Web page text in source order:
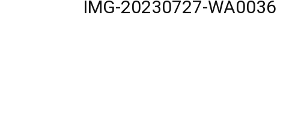
IMG-20230727-WA0036